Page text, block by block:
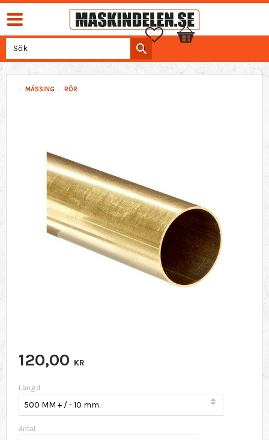
Favoriter
Kundvagn
MÄSSING RÖR
120,00 KR
Längd
Antal